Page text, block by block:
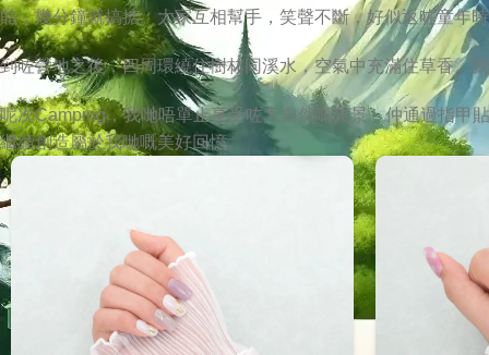
貼，幾分鐘就搞掂。大家互相幫手，笑聲不斷，好似返咗童年
到咗營地之後，四周環繞住樹林同溪水，空氣中充滿住草香。
呢次Camping，我哋唔單止享受咗大自然嘅美景，仲通過指甲
繼續創造屬於我哋嘅美好回憶。